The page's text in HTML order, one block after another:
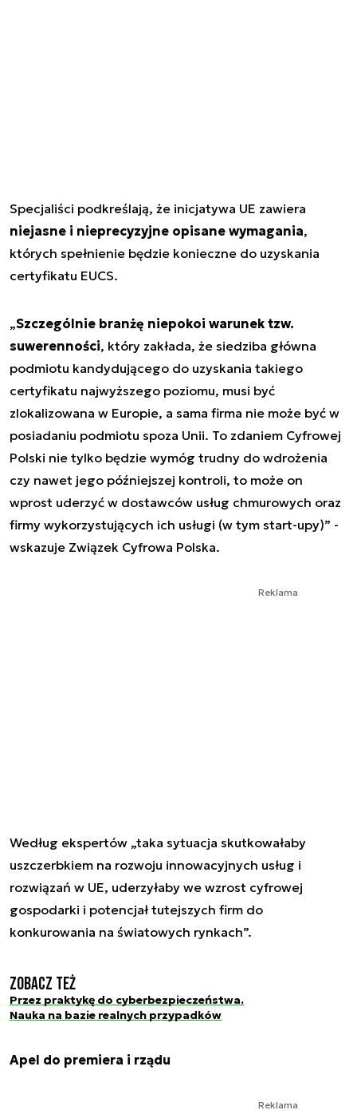
Specjaliści podkreślają, że inicjatywa UE zawiera
niejasne i nieprecyzyjne opisane wymagania,
których spełnienie będzie konieczne do uzyskania
certyfikatu EUCS.
„Szczególnie branżę niepokoi warunek tzw.
suwerenności, który zakłada, że siedziba główna
podmiotu kandydującego do uzyskania takiego
certyfikatu najwyższego poziomu, musi być
zlokalizowana w Europie, a sama firma nie może być w
posiadaniu podmiotu spoza Unii. To zdaniem Cyfrowej
Polski nie tylko będzie wymóg trudny do wdrożenia
czy nawet jego późniejszej kontroli, to może on
wprost uderzyć w dostawców usług chmurowych oraz
firmy wykorzystujących ich usługi (w tym start-upy)” -
wskazuje Związek Cyfrowa Polska.
Reklama
Według ekspertów „taka sytuacja skutkowałaby
uszczerbkiem na rozwoju innowacyjnych usług i
rozwiązań w UE, uderzyłaby we wzrost cyfrowej
gospodarki i potencjał tutejszych firm do
konkurowania na światowych rynkach”.
Zobacz też
Przez praktykę do cyberbezpieczeństwa.
Nauka na bazie realnych przypadków
Apel do premiera i rządu
Reklama